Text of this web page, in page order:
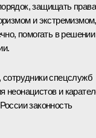
защищать права
и экстремизмом,
помогать в решении
сотрудники спецслужб
неонацистов и
законность